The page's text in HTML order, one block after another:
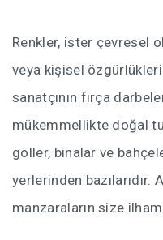
Renkler, ister çevresel
veya kişisel
sanatçının fırça
mükemmellikte doğal
göller, binalar ve
yerlerinden bazılarıdır.
manzaraların size